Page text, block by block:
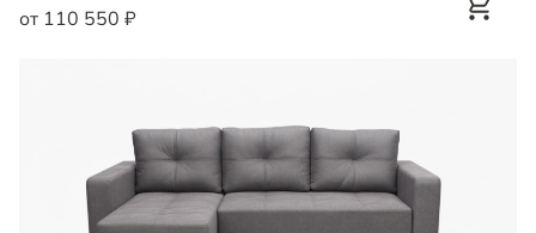
от 110 550 ₽